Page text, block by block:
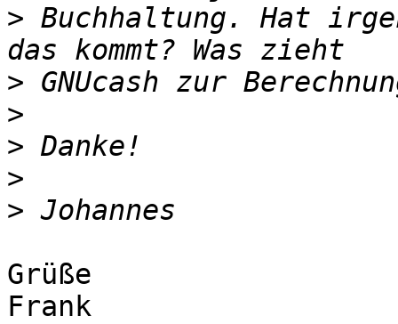
> Buchhaltung. Hat
>
>
>
>
>
Grüße
Frank